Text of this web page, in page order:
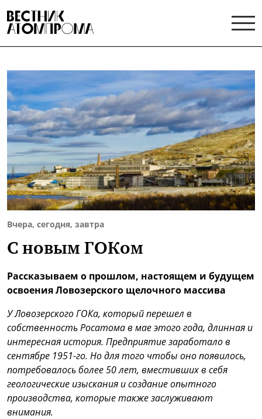
Вчера, сегодня, завтра
С новым ГОКом
Рассказываем о прошлом, настоящем и будущем
освоения Ловозерского щелочного массива
У Ловозерского ГОКа, который перешел в
собственность Росатома в мае этого года, длинная и
интересная история. Предприятие заработало в
сентябре 1951-го. Но для того чтобы оно появилось,
потребовалось более 50 лет, вместивших в себя
геологические изыскания и создание опытного
производства, которые также заслуживают
внимания.